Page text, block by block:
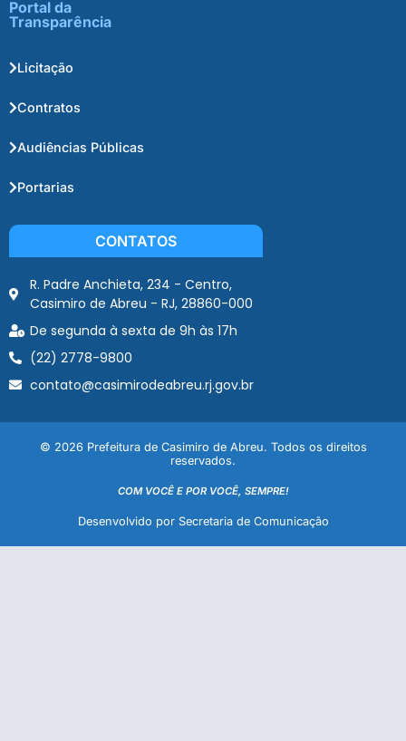
Portal da
Transparência
Licitação
Contratos
Audiências Públicas
Portarias
CONTATOS
R. Padre Anchieta, 234 - Centro,
Casimiro de Abreu - RJ, 28860-000
De segunda à sexta de 9h às 17h
(22) 2778-9800
contato@casimirodeabreu.rj.gov.br
© 2026 Prefeitura de Casimiro de Abreu. Todos os direitos
reservados.
COM VOCÊ E POR VOCÊ, SEMPRE!
Desenvolvido por Secretaria de Comunicação